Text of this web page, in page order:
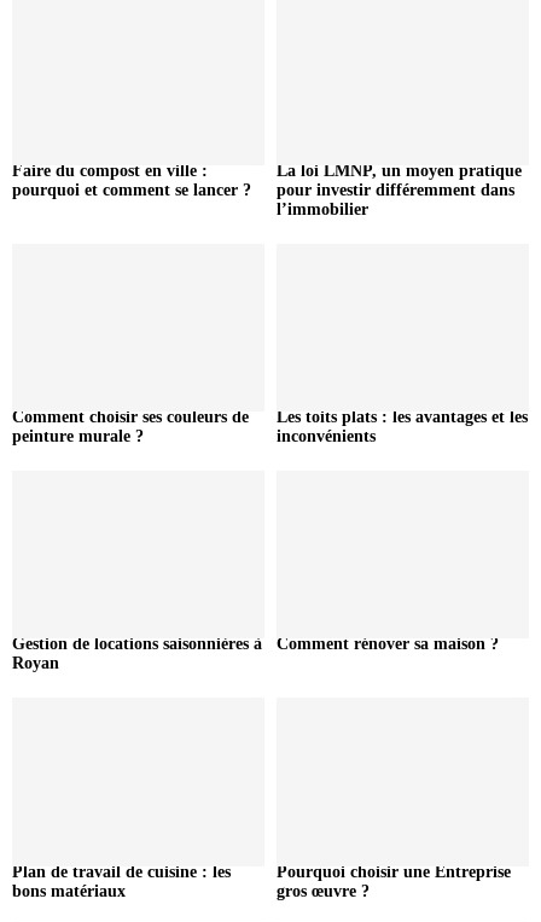
Faire du compost en ville :
pourquoi et comment se lancer ?
La loi LMNP, un moyen pratique
pour investir différemment dans
l’immobilier
Comment choisir ses couleurs de
peinture murale ?
Les toits plats : les avantages et les
inconvénients
Gestion de locations saisonnières à
Royan
Comment rénover sa maison ?
Plan de travail de cuisine : les
bons matériaux
Pourquoi choisir une Entreprise
gros œuvre ?